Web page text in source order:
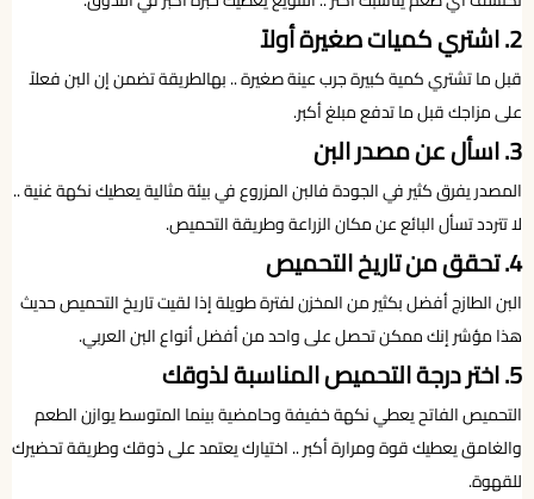
2. اشتري كميات صغيرة أولاً
قبل ما تشتري كمية كبيرة جرب عينة صغيرة .. بهالطريقة تضمن إن البن فعلاً
على مزاجك قبل ما تدفع مبلغ أكبر.
3. اسأل عن مصدر البن
المصدر يفرق كثير في الجودة فالبن المزروع في بيئة مثالية يعطيك نكهة غنية ..
لا تتردد تسأل البائع عن مكان الزراعة وطريقة التحميص.
4. تحقق من تاريخ التحميص
البن الطازج أفضل بكثير من المخزن لفترة طويلة إذا لقيت تاريخ التحميص حديث
هذا مؤشر إنك ممكن تحصل على واحد من أفضل أنواع البن العربي.
5. اختر درجة التحميص المناسبة لذوقك
التحميص الفاتح يعطي نكهة خفيفة وحامضية بينما المتوسط يوازن الطعم
والغامق يعطيك قوة ومرارة أكبر .. اختيارك يعتمد على ذوقك وطريقة تحضيرك
للقهوة.